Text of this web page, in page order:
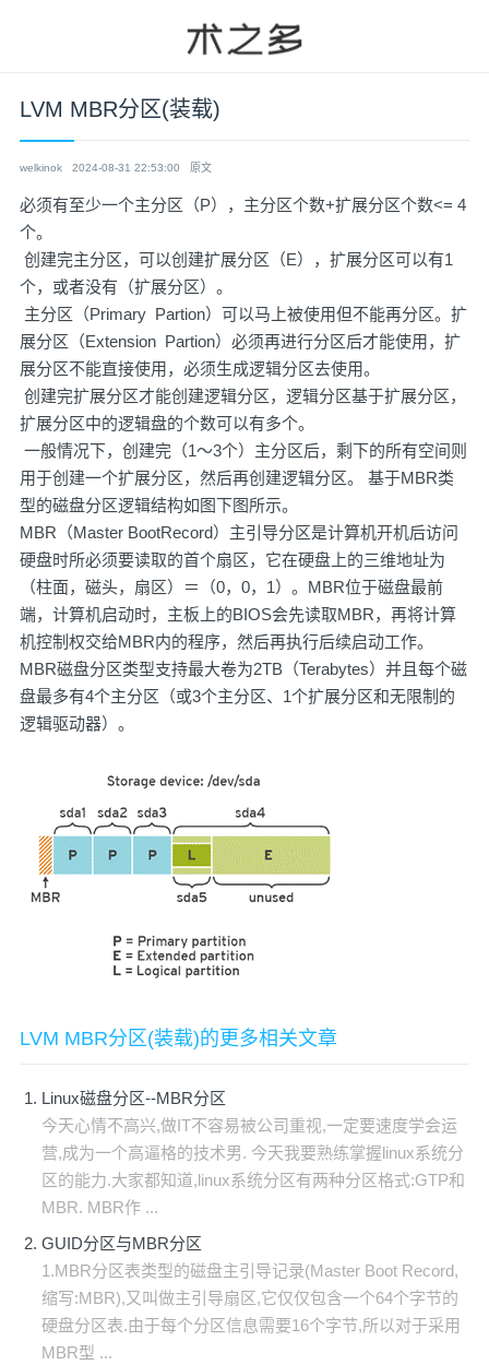
LVM MBR分区(装载)
welkinok 2024-08-31 22:53:00 原文
必须有至少一个主分区（P），主分区个数+扩展分区个数<= 4
个。
创建完主分区，可以创建扩展分区（E），扩展分区可以有1
个，或者没有（扩展分区）。
主分区（Primary Partion）可以马上被使用但不能再分区。扩
展分区（Extension Partion）必须再进行分区后才能使用，扩
展分区不能直接使用，必须生成逻辑分区去使用。
创建完扩展分区才能创建逻辑分区，逻辑分区基于扩展分区，
扩展分区中的逻辑盘的个数可以有多个。
一般情况下，创建完（1～3个）主分区后，剩下的所有空间则
用于创建一个扩展分区，然后再创建逻辑分区。 基于MBR类
型的磁盘分区逻辑结构如图下图所示。
MBR（Master BootRecord）主引导分区是计算机开机后访问
硬盘时所必须要读取的首个扇区，它在硬盘上的三维地址为
（柱面，磁头，扇区）＝（0，0，1）。MBR位于磁盘最前
端，计算机启动时，主板上的BIOS会先读取MBR，再将计算
机控制权交给MBR内的程序，然后再执行后续启动工作。
MBR磁盘分区类型支持最大卷为2TB（Terabytes）并且每个磁
盘最多有4个主分区（或3个主分区、1个扩展分区和无限制的
逻辑驱动器）。
LVM MBR分区(装载)的更多相关文章
Linux磁盘分区--MBR分区
今天心情不高兴,做IT不容易被公司重视,一定要速度学会运
营,成为一个高逼格的技术男. 今天我要熟练掌握linux系统分
区的能力.大家都知道,linux系统分区有两种分区格式:GTP和
MBR. MBR作 ...
GUID分区与MBR分区
1.MBR分区表类型的磁盘主引导记录(Master Boot Record,
缩写:MBR),又叫做主引导扇区,它仅仅包含一个64个字节的
硬盘分区表.由于每个分区信息需要16个字节,所以对于采用
MBR型 ...